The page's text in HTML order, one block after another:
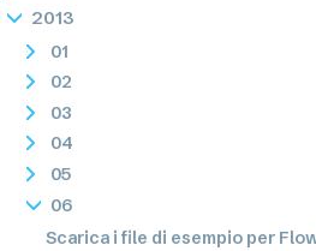
2013
01
02
03
04
05
06
Scarica i file di esempio per